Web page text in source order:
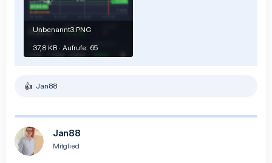
Unbenannt3.PNG
37,8 KB · Aufrufe: 65
R
k
t
i
o
n
Jan88
Jan88
Mitglied